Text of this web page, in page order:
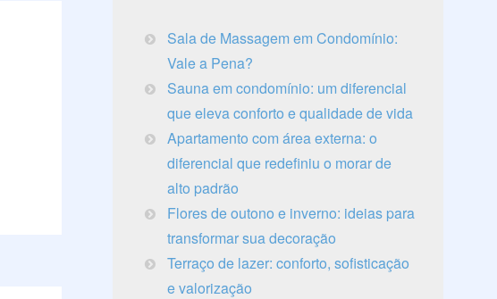
Sala de Massagem em Condomínio:
Vale a Pena?
Sauna em condomínio: um diferencial
que eleva conforto e qualidade de vida
Apartamento com área externa: o
diferencial que redefiniu o morar de
alto padrão
Flores de outono e inverno: ideias para
transformar sua decoração
Terraço de lazer: conforto, sofisticação
e valorização